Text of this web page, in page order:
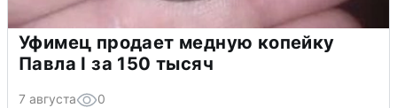
Уфимец продает медную копейку
Павла I за 150 тысяч
7 августа 0